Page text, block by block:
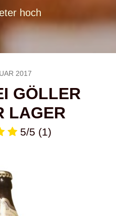
hoch
2017
GÖLLER
LAGER
5/5 (1)